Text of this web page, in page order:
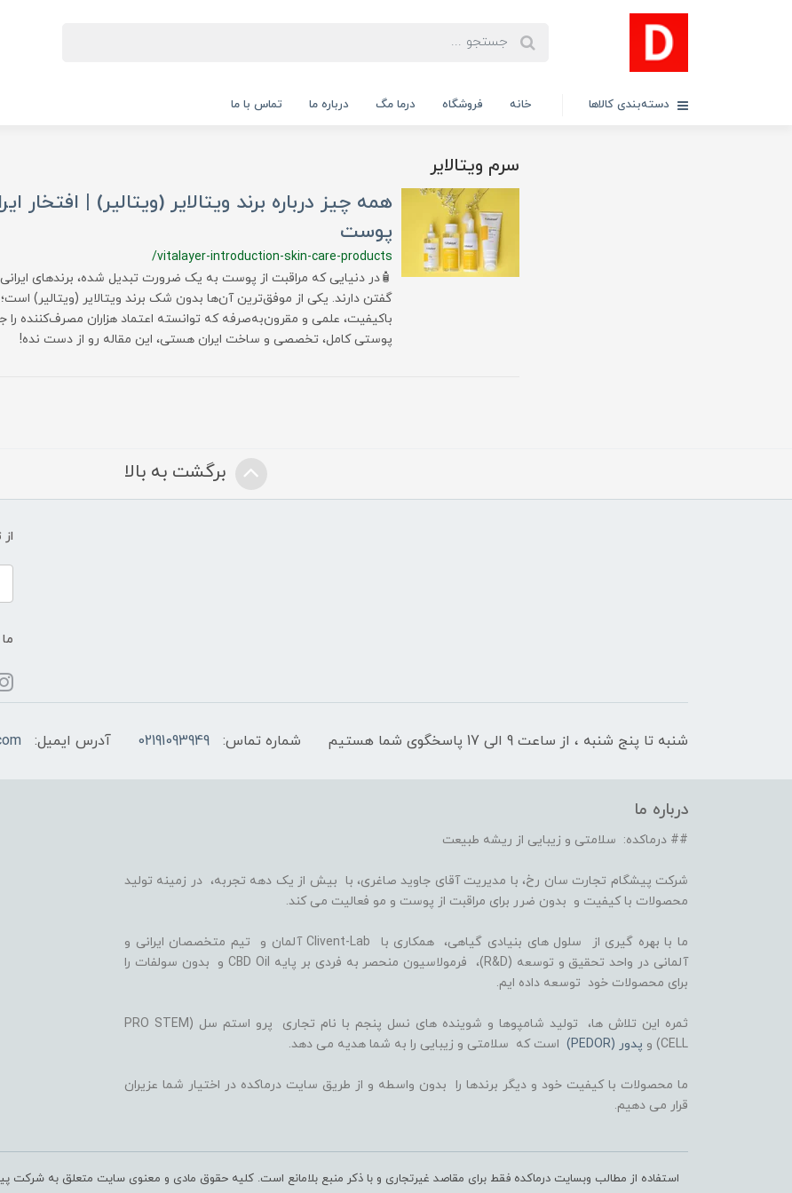
دسته‌بندی کالاها خانه فروشگاه درما مگ درباره ما تماس با ما
سرم ویتالایر
همه چیز درباره برند ویتالایر (ویتالیر) | افتخار
پوست
/vitalayer-introduction-skin-care-products
🧴در دنیایی که مراقبت از پوست به یک ضرورت تبدیل شده، برندهای
باکیفیت، علمی و مقرون‌به‌صرفه که توانسته اعتماد هزاران مصرف‌کننده را
پوستی کامل، تخصصی و ساخت ایران هستی، این مقاله رو از دست نده!
برگشت به بالا
شنبه تا پنج شنبه ، از ساعت 9 الی 17 پاسخگوی شما هستیم شماره تماس: 02191093949 آدرس ایمیل:
درباره ما
## درماکده: سلامتی و زیبایی از ریشه طبیعت
شرکت پیشگام تجارت سان رخ، با مدیریت آقای جاوید صاغری، با بیش از یک دهه تجربه، در زمینه تولید
محصولات با کیفیت و بدون ضرر برای مراقبت از پوست و مو فعالیت می کند.
ما با بهره گیری از سلول های بنیادی گیاهی، همکاری با Clivent-Lab آلمان و تیم متخصصان ایرانی و
آلمانی در واحد تحقیق و توسعه (R&D)، فرمولاسیون منحصر به فردی بر پایه CBD Oil و بدون سولفات را
برای محصولات خود توسعه داده ایم.
ثمره این تلاش ها، تولید شامپوها و شوینده های نسل پنجم با نام تجاری پرو استم سل (PRO STEM
CELL) و
پدور (PEDOR) است که سلامتی و زیبایی را به شما هدیه می دهد.
ما محصولات با کیفیت خود و دیگر برندها را بدون واسطه و از طریق سایت درماکده در اختیار شما عزیران
قرار می دهیم.
استفاده از مطالب وبسایت درماکده فقط برای مقاصد غیرتجاری و با ذکر منبع بلامانع است. کلیه حقوق مادی و معنوی سایت متعلق به